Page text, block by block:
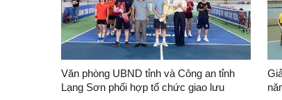
Văn phòng UBND tỉnh và Công an tỉnh
Lạng Sơn phối hợp tổ chức giao lưu